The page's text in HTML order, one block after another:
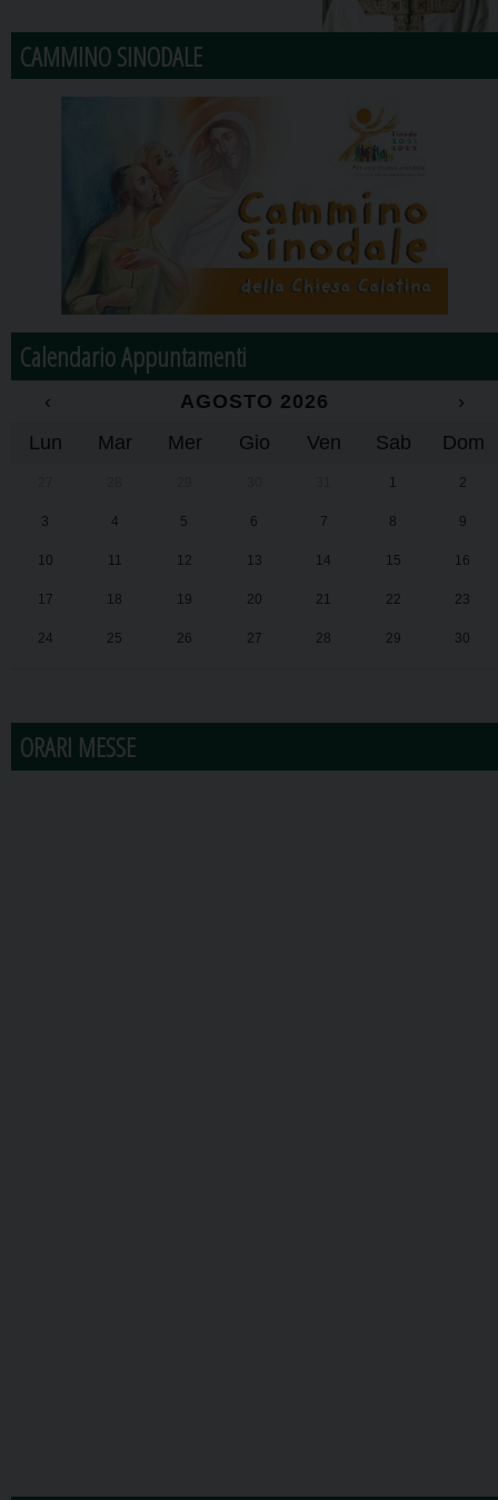
CAMMINO SINODALE
Calendario Appuntamenti
‹ AGOSTO 2026
›
Lun
Mar Mer Gio Ven Sab Dom
1 2
3 4 5 6 7 8 9
10 11 12 13 14 15 16
17 18 19 20 21 22 23
24 25 26 27 28 29 30
ORARI MESSE